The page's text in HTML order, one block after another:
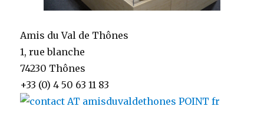
Amis du Val de Thônes
1, rue blanche
74230 Thônes
+33 (0) 4 50 63 11 83